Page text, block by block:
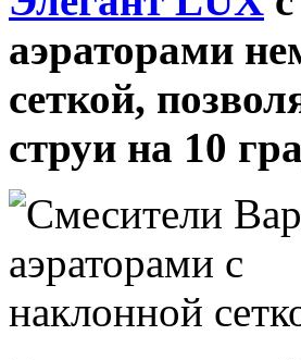
аэраторами
сеткой,
струи на 10